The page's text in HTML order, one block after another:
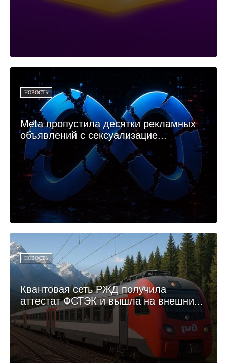
НОВОСТЬ
Meta пропустила десятки рекламных
объявлений с сексуализацие...
НОВОСТЬ
Квантовая сеть РЖД получила
аттестат ФСТЭК и вышла на внешни...